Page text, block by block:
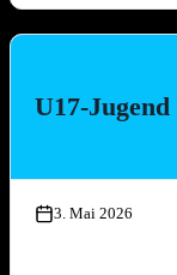
und geschmettert,
Nachwuchsteams
zusammengesetzt
U17-
3. Mai 2026